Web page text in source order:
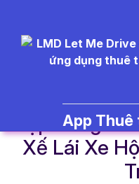
App Thuê
hợp đồng
Xế Lái Xe